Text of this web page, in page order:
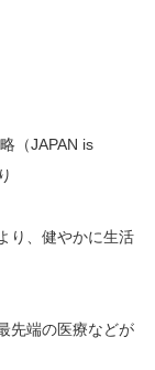
（JAPAN is
り、健やかに生活
先端の医療などが